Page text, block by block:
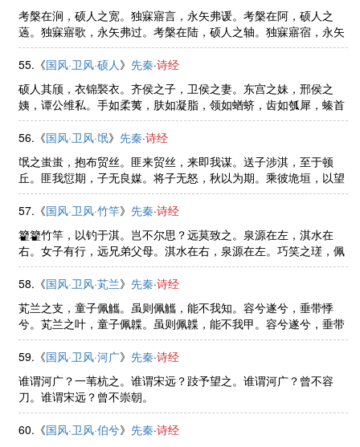
考槃在涧，硕人之宽。独寐寤言，永矢弗谖。考槃在阿，硕人之
薖。独寐寤歌，永矢弗过。考槃在陆，硕人之轴。独寐寤宿，永矢
弗告。
55.《国风·卫风·硕人》先秦·诗经
硕人其颀，衣锦褧衣。齐侯之子，卫侯之妻。东宫之妹，邢侯之
姨，谭公维私。手如柔荑，肤如凝脂，领如蝤蛴，齿如瓠犀，螓首
蛾眉，巧笑倩兮，美目盼兮。硕人敖敖，说于农郊。四牡有骄，朱
幩镳镳。翟茀以朝。大夫夙退， ......
56.《国风·卫风·氓》先秦·诗经
氓之蚩蚩，抱布贸丝。匪来贸丝，来即我谋。送子涉淇，至于顿
丘。匪我愆期，子无良媒。将子无怒，秋以为期。乘彼垝垣，以望
复关。不见复关，泣涕涟涟。既见复关，载笑载言。尔卜尔筮，体
无咎言。以尔车来，以我贿迁。 ......
57.《国风·卫风·竹竿》先秦·诗经
籊籊竹竿，以钓于淇。岂不尔思？远莫致之。泉源在左，淇水在
右。女子有行，远兄弟父母。淇水在右，泉源在左。巧笑之瑳，佩
玉之傩。淇水滺滺，桧楫松舟。驾言出游，以写我忧。
58.《国风·卫风·芄兰》先秦·诗经
芄兰之支，童子佩觿。虽则佩觿，能不我知。容兮遂兮，垂带悸
兮。芄兰之叶，童子佩韘。虽则佩韘，能不我甲。容兮遂兮，垂带
悸兮。
59.《国风·卫风·河广》先秦·诗经
谁谓河广？一苇杭之。谁谓宋远？跂予望之。谁谓河广？曾不容
刀。谁谓宋远？曾不崇朝。
60.《国风·卫风·伯兮》先秦·诗经